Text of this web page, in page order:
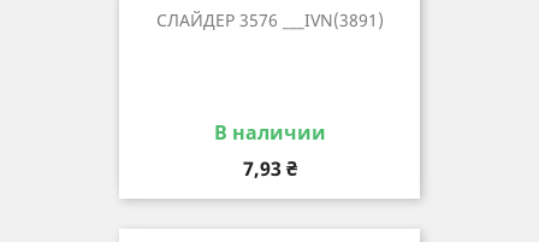
СЛАЙДЕР 3576 ___IVN(3891)
В наличии
Цена
7,93 ₴